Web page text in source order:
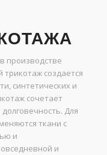
производстве
создается
синтетических и
сочетает
Для
ткани с
и
и